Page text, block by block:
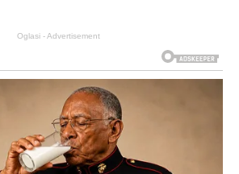
Oglasi - Advertisement